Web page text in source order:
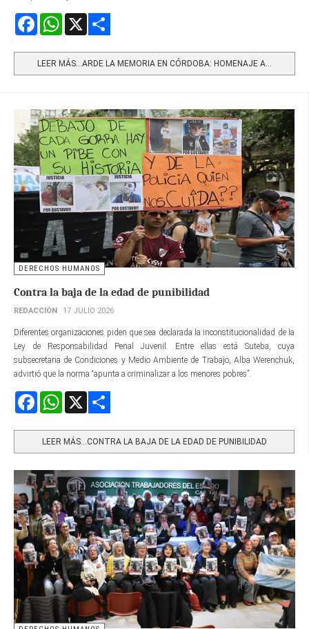
FacebookWhatsApp
LEER MÁS…ARDE LA MEMORIA EN CÓRDOBA: HOMENAJE A...
DERECHOS HUMANOS
Contra la baja de la edad de punibilidad
REDACCIÓN 17 JULIO 2026
Diferentes organizaciones piden que sea declarada la inconstitucionalidad de la
Ley de Responsabilidad Penal Juvenil. Entre ellas está Suteba, cuya
subsecretaria de Condiciones y Medio Ambiente de Trabajo, Alba Werenchuk,
advirtió que la norma “apunta a criminalizar a los menores pobres”.
FacebookWhatsApp
LEER MÁS…CONTRA LA BAJA DE LA EDAD DE PUNIBILIDAD